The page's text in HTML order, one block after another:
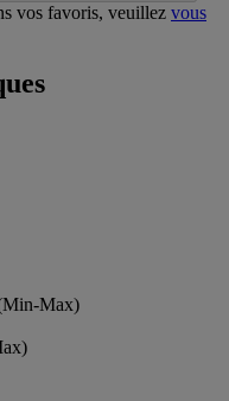
vos favoris, veuillez vous
Max)